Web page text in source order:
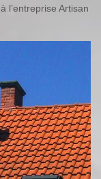
l’entreprise Artisan